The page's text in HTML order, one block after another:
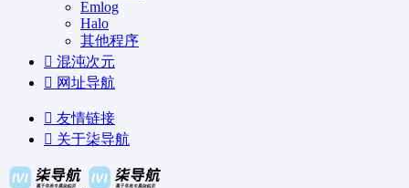
Emlog
Halo
其他程序
混沌次元
网址导航
友情链接
关于柒导航